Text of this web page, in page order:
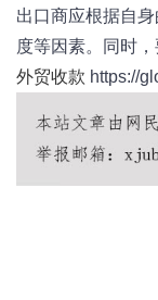
出口商应根据自
度等因素。同时
外贸收款 https://